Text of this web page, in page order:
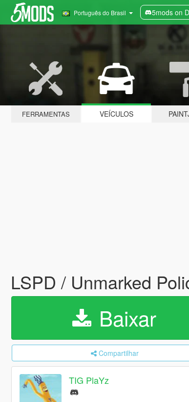
Português do Brasil 5mods on
FERRAMENTAS VEÍCULOS
LSPD / Unmarked
Baixar
Compartilhar
TIG PlaYz